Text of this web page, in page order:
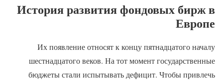
История развития фондовых бирж в
Европе
Их появление относят к концу пятнадцатого началу
шестнадцатого веков. На тот момент государственные
бюджеты стали испытывать дефицит. Чтобы привлечь